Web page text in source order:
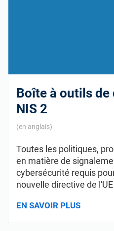
Boîte à outils
NIS 2
(en anglais)
Toutes les politiques,
en matière de
cybersécurité requis
nouvelle directive de l'UE
EN SAVOIR PLUS